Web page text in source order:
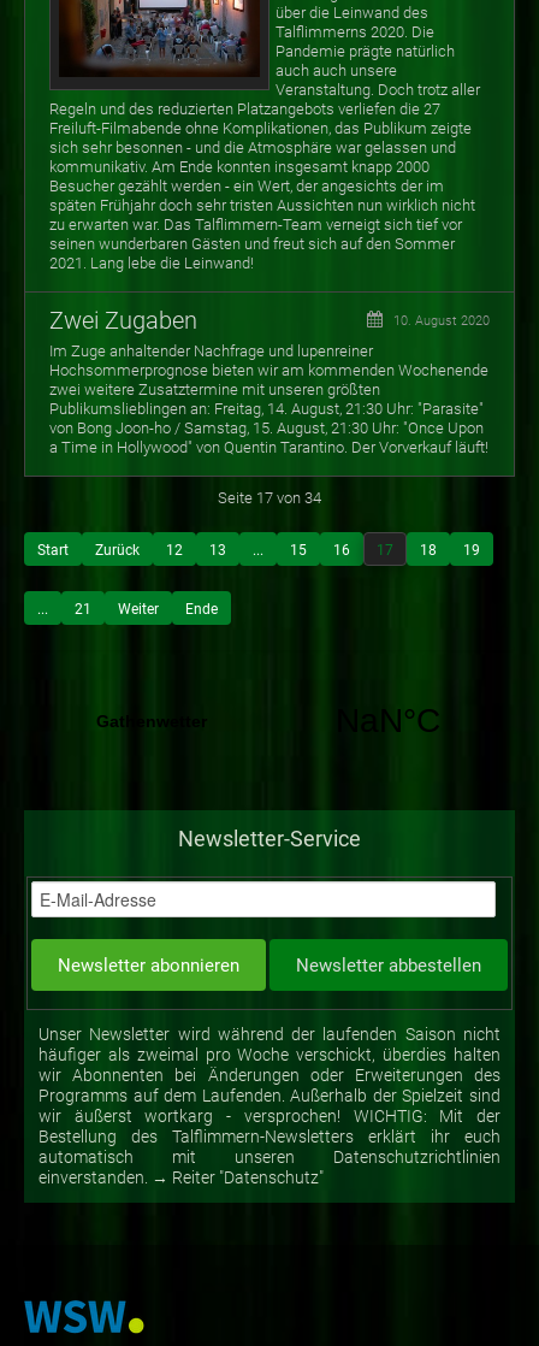
über die Leinwand des
Talflimmerns 2020. Die
Pandemie prägte natürlich
auch auch unsere
Veranstaltung. Doch trotz aller
Regeln und des reduzierten Platzangebots verliefen die 27
Freiluft-Filmabende ohne Komplikationen, das Publikum zeigte
sich sehr besonnen - und die Atmosphäre war gelassen und
kommunikativ. Am Ende konnten insgesamt knapp 2000
Besucher gezählt werden - ein Wert, der angesichts der im
späten Frühjahr doch sehr tristen Aussichten nun wirklich nicht
zu erwarten war. Das Talflimmern-Team verneigt sich tief vor
seinen wunderbaren Gästen und freut sich auf den Sommer
2021. Lang lebe die Leinwand!
Zwei Zugaben 10. August 2020
Im Zuge anhaltender Nachfrage und lupenreiner
Hochsommerprognose bieten wir am kommenden Wochenende
zwei weitere Zusatztermine mit unseren größten
Publikumslieblingen an: Freitag, 14. August, 21:30 Uhr: "Parasite"
von Bong Joon-ho / Samstag, 15. August, 21:30 Uhr: "Once Upon
a Time in Hollywood" von Quentin Tarantino. Der Vorverkauf läuft!
Seite 17 von 34
Start Zurück 12 13 ... 15 16 17 18 19
... 21 Weiter Ende
Newsletter-Service
Unser Newsletter wird während der laufenden Saison nicht
häufiger als zweimal pro Woche verschickt, überdies halten
wir Abonnenten bei Änderungen oder Erweiterungen des
Programms auf dem Laufenden. Außerhalb der Spielzeit sind
wir äußerst wortkarg - versprochen! WICHTIG: Mit der
Bestellung des Talflimmern-Newsletters erklärt ihr euch
automatisch mit unseren Datenschutzrichtlinien
einverstanden. → Reiter "Datenschutz"